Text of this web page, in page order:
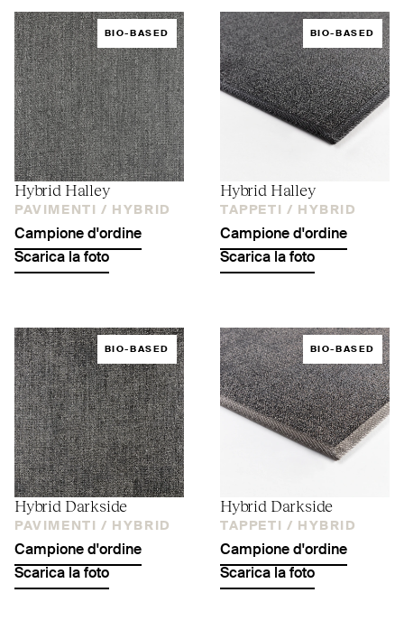
BIO-BASED
Hybrid Halley
PAVIMENTI / HYBRID
Campione d'ordine
Scarica la foto
BIO-BASED
Hybrid Halley
TAPPETI / HYBRID
Campione d'ordine
Scarica la foto
BIO-BASED
Hybrid Darkside
PAVIMENTI / HYBRID
Campione d'ordine
Scarica la foto
BIO-BASED
Hybrid Darkside
TAPPETI / HYBRID
Campione d'ordine
Scarica la foto